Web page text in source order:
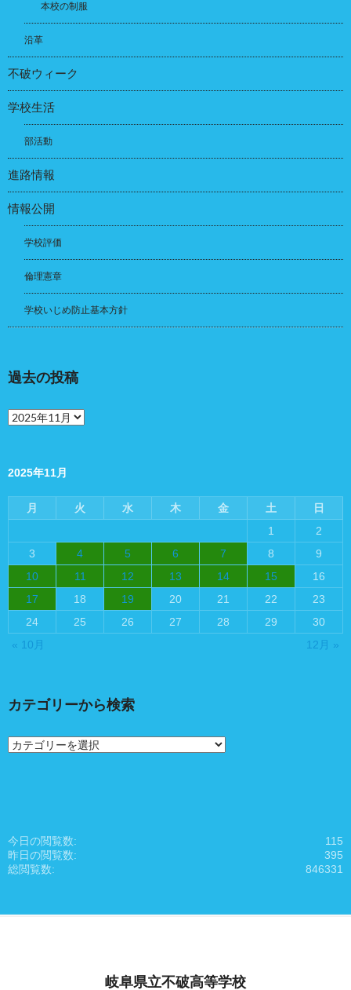
本校の制服
沿革
不破ウィーク
学校生活
部活動
進路情報
情報公開
学校評価
倫理憲章
学校いじめ防止基本方針
過去の投稿
過
去
稿
2025年11月
月 火 水 木 金 土
日
1
2
3
4 5 6 7 8
9
10
11 12 13 14 15
16
17
18 19 20 21 22
23
24
25 26 27 28 29
30
« 10月
12月 »
カテゴリーから検索
カ
テ
検
索
115
今日の閲覧数:
395
昨日の閲覧数:
846331
総閲覧数:
岐阜県立不破高等学校